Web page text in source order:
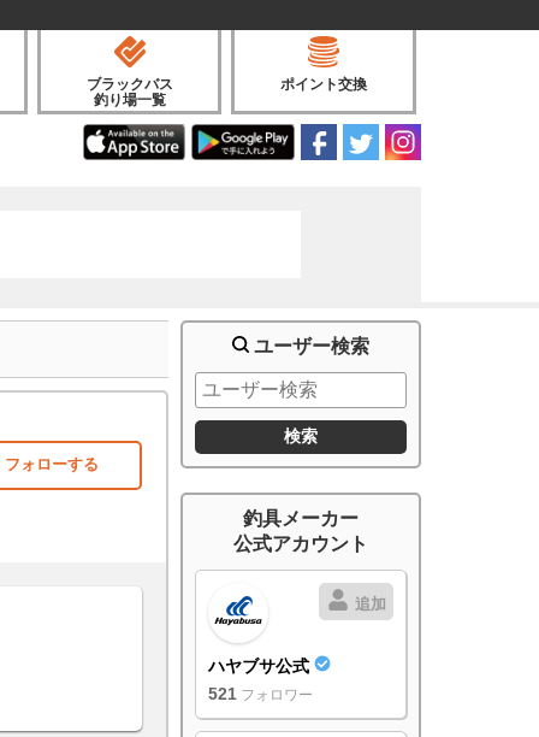
ブラックバス
釣り場一覧
ポイント交換
フォローする
ユーザー検索
釣具メーカー
公式アカウント
追加
ハヤブサ公式
521 フォロワー